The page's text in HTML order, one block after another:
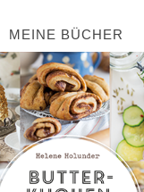
MEINE BÜCHER